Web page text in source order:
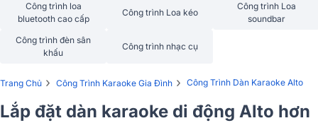
Công trình loa
bluetooth cao cấp
Công trình Loa kéo
Công trình Loa
soundbar
Công trình đèn sân
khấu
Công trình nhạc cụ
Trang Chủ › Công Trình Karaoke Gia Đình › Công Trình Dàn Karaoke Alto
Lắp đặt dàn karaoke di động Alto hơn